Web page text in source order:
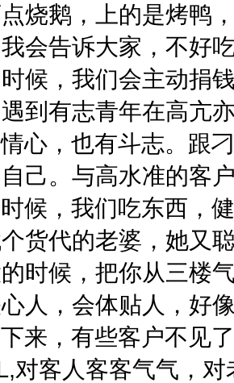
烧鹅，上的是烤鸭
会告诉大家，不好
候，我们会主动捐
到有志青年在高亢
心，也有斗志。跟
己。与高水准的客
候，我们吃东西，
货代的老婆，她又
时候，把你从三楼
人，会体贴人，好
来，有些客户不见
对客人客客气气，